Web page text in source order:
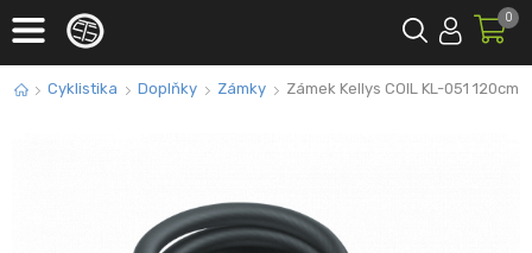
0
Cyklistika Doplňky Zámky Zámek Kellys COIL KL-051 120cm